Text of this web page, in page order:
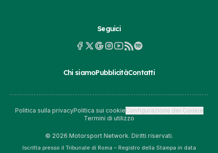
Seguici
Chi siamoPubblicitàContatti
Politica sulla privacyPolitica sui cookieConfigurazione dei Cookie
Termini di utilizzo
© 2026 Motorsport Network. Diritti riservati.
Iscritta presso il Tribunale di Roma – Registro della Stampa in data